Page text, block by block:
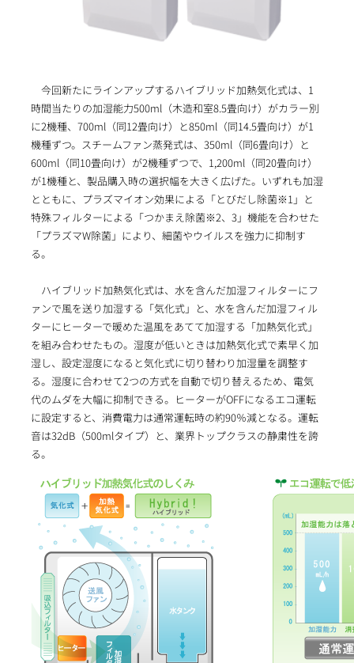
今回新たにラインアップするハイブリッド加熱気化式は、1
時間当たりの加湿能力500ml（木造和室8.5畳向け）がカラー別
に2機種、700ml（同12畳向け）と850ml（同14.5畳向け）が1
機種ずつ。スチームファン蒸発式は、350ml（同6畳向け）と
600ml（同10畳向け）が2機種ずつで、1,200ml（同20畳向け）
が1機種と、製品購入時の選択幅を大きく広げた。いずれも加湿
とともに、プラズマイオン効果による「とびだし除菌※1」と
特殊フィルターによる「つかまえ除菌※2、3」機能を合わせた
「プラズマW除菌」により、細菌やウイルスを強力に抑制す
る。
ハイブリッド加熱気化式は、水を含んだ加湿フィルターにフ
ァンで風を送り加湿する「気化式」と、水を含んだ加湿フィル
ターにヒーターで暖めた温風をあてて加湿する「加熱気化式」
を組み合わせたもの。湿度が低いときは加熱気化式で素早く加
湿し、設定湿度になると気化式に切り替わり加湿量を調整す
る。湿度に合わせて2つの方式を自動で切り替えるため、電気
代のムダを大幅に抑制できる。ヒーターがOFFになるエコ運転
に設定すると、消費電力は通常運転時の約90％減となる。運転
音は32dB（500mlタイプ）と、業界トップクラスの静粛性を誇
る。